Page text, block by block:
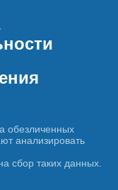
обезличенных
анализировать
сбор таких данных.